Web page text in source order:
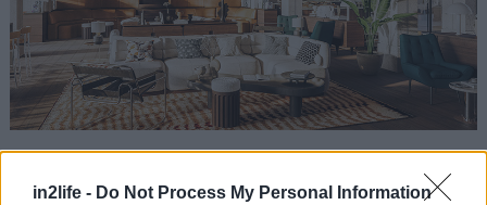
in2life - Do Not Process My Personal Information
Αναζήτηση
για...